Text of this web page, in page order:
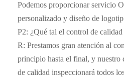
Podemos proporcionar servicio
personalizado y diseño de
P2: ¿Qué tal el control de calidad
R: Prestamos gran atención al
principio hasta el final, y nuestro
de calidad inspeccionará todos